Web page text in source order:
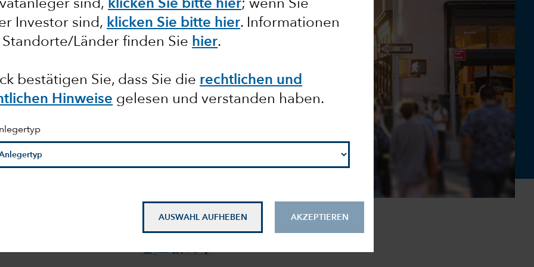
sind, klicken Sie bitte hier; wenn Sie
Investor sind, klicken Sie bitte hier. Informationen
Länder finden Sie hier.
bestätigen Sie, dass Sie die rechtlichen und
Hinweise gelesen und verstanden haben.
AUSWAHL AUFHEBEN AKZEPTIEREN
nur
Robert W. Lovelace